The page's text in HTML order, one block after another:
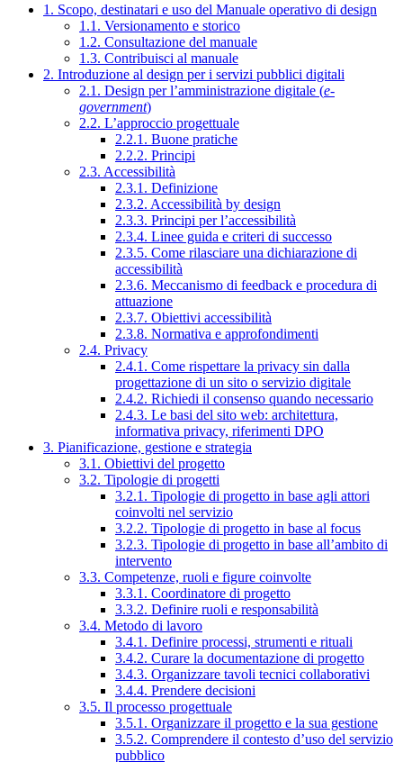
1. Scopo, destinatari e uso del Manuale operativo di design
1.1. Versionamento e storico
1.2. Consultazione del manuale
1.3. Contribuisci al manuale
2. Introduzione al design per i servizi pubblici digitali
2.1. Design per l’amministrazione digitale (e-
government)
2.2. L’approccio progettuale
2.2.1. Buone pratiche
2.2.2. Principi
2.3. Accessibilità
2.3.1. Definizione
2.3.2. Accessibilità by design
2.3.3. Principi per l’accessibilità
2.3.4. Linee guida e criteri di successo
2.3.5. Come rilasciare una dichiarazione di
accessibilità
2.3.6. Meccanismo di feedback e procedura di
attuazione
2.3.7. Obiettivi accessibilità
2.3.8. Normativa e approfondimenti
2.4. Privacy
2.4.1. Come rispettare la privacy sin dalla
progettazione di un sito o servizio digitale
2.4.2. Richiedi il consenso quando necessario
2.4.3. Le basi del sito web: architettura,
informativa privacy, riferimenti DPO
3. Pianificazione, gestione e strategia
3.1. Obiettivi del progetto
3.2. Tipologie di progetti
3.2.1. Tipologie di progetto in base agli attori
coinvolti nel servizio
3.2.2. Tipologie di progetto in base al focus
3.2.3. Tipologie di progetto in base all’ambito di
intervento
3.3. Competenze, ruoli e figure coinvolte
3.3.1. Coordinatore di progetto
3.3.2. Definire ruoli e responsabilità
3.4. Metodo di lavoro
3.4.1. Definire processi, strumenti e rituali
3.4.2. Curare la documentazione di progetto
3.4.3. Organizzare tavoli tecnici collaborativi
3.4.4. Prendere decisioni
3.5. Il processo progettuale
3.5.1. Organizzare il progetto e la sua gestione
3.5.2. Comprendere il contesto d’uso del servizio
pubblico